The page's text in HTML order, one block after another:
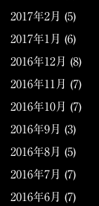
2017年2月 (5)
2017年1月 (6)
2016年12月 (8)
2016年11月 (7)
2016年10月 (7)
2016年9月 (3)
2016年8月 (5)
2016年7月 (7)
2016年6月 (7)